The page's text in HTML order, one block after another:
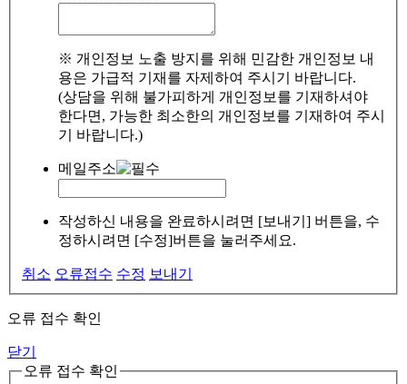
※ 개인정보 노출 방지를 위해 민감한 개인정보 내
용은 가급적 기재를 자제하여 주시기 바랍니다.
(상담을 위해 불가피하게 개인정보를 기재하셔야
한다면, 가능한 최소한의 개인정보를 기재하여 주시
기 바랍니다.)
메일주소
작성하신 내용을 완료하시려면 [보내기] 버튼을, 수
정하시려면 [수정]버튼을 눌러주세요.
취소 오류접수 수정 보내기
오류 접수 확인
닫기
오류 접수 확인